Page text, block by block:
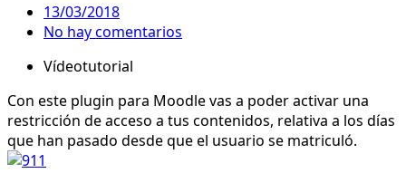
13/03/2018
No hay comentarios
Vídeotutorial
Con este plugin para Moodle vas a poder activar una
restricción de acceso a tus contenidos, relativa a los días
que han pasado desde que el usuario se matriculó.